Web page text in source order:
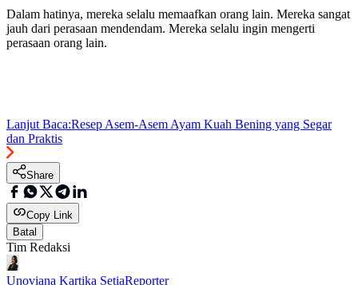
Dalam hatinya, mereka selalu memaafkan orang lain. Mereka sangat
jauh dari perasaan mendendam. Mereka selalu ingin mengerti
perasaan orang lain.
Lanjut Baca:Resep Asem-Asem Ayam Kuah Bening yang Segar
dan Praktis
Share
Copy Link
Batal
Tim Redaksi
Unoviana Kartika SetiaReporter